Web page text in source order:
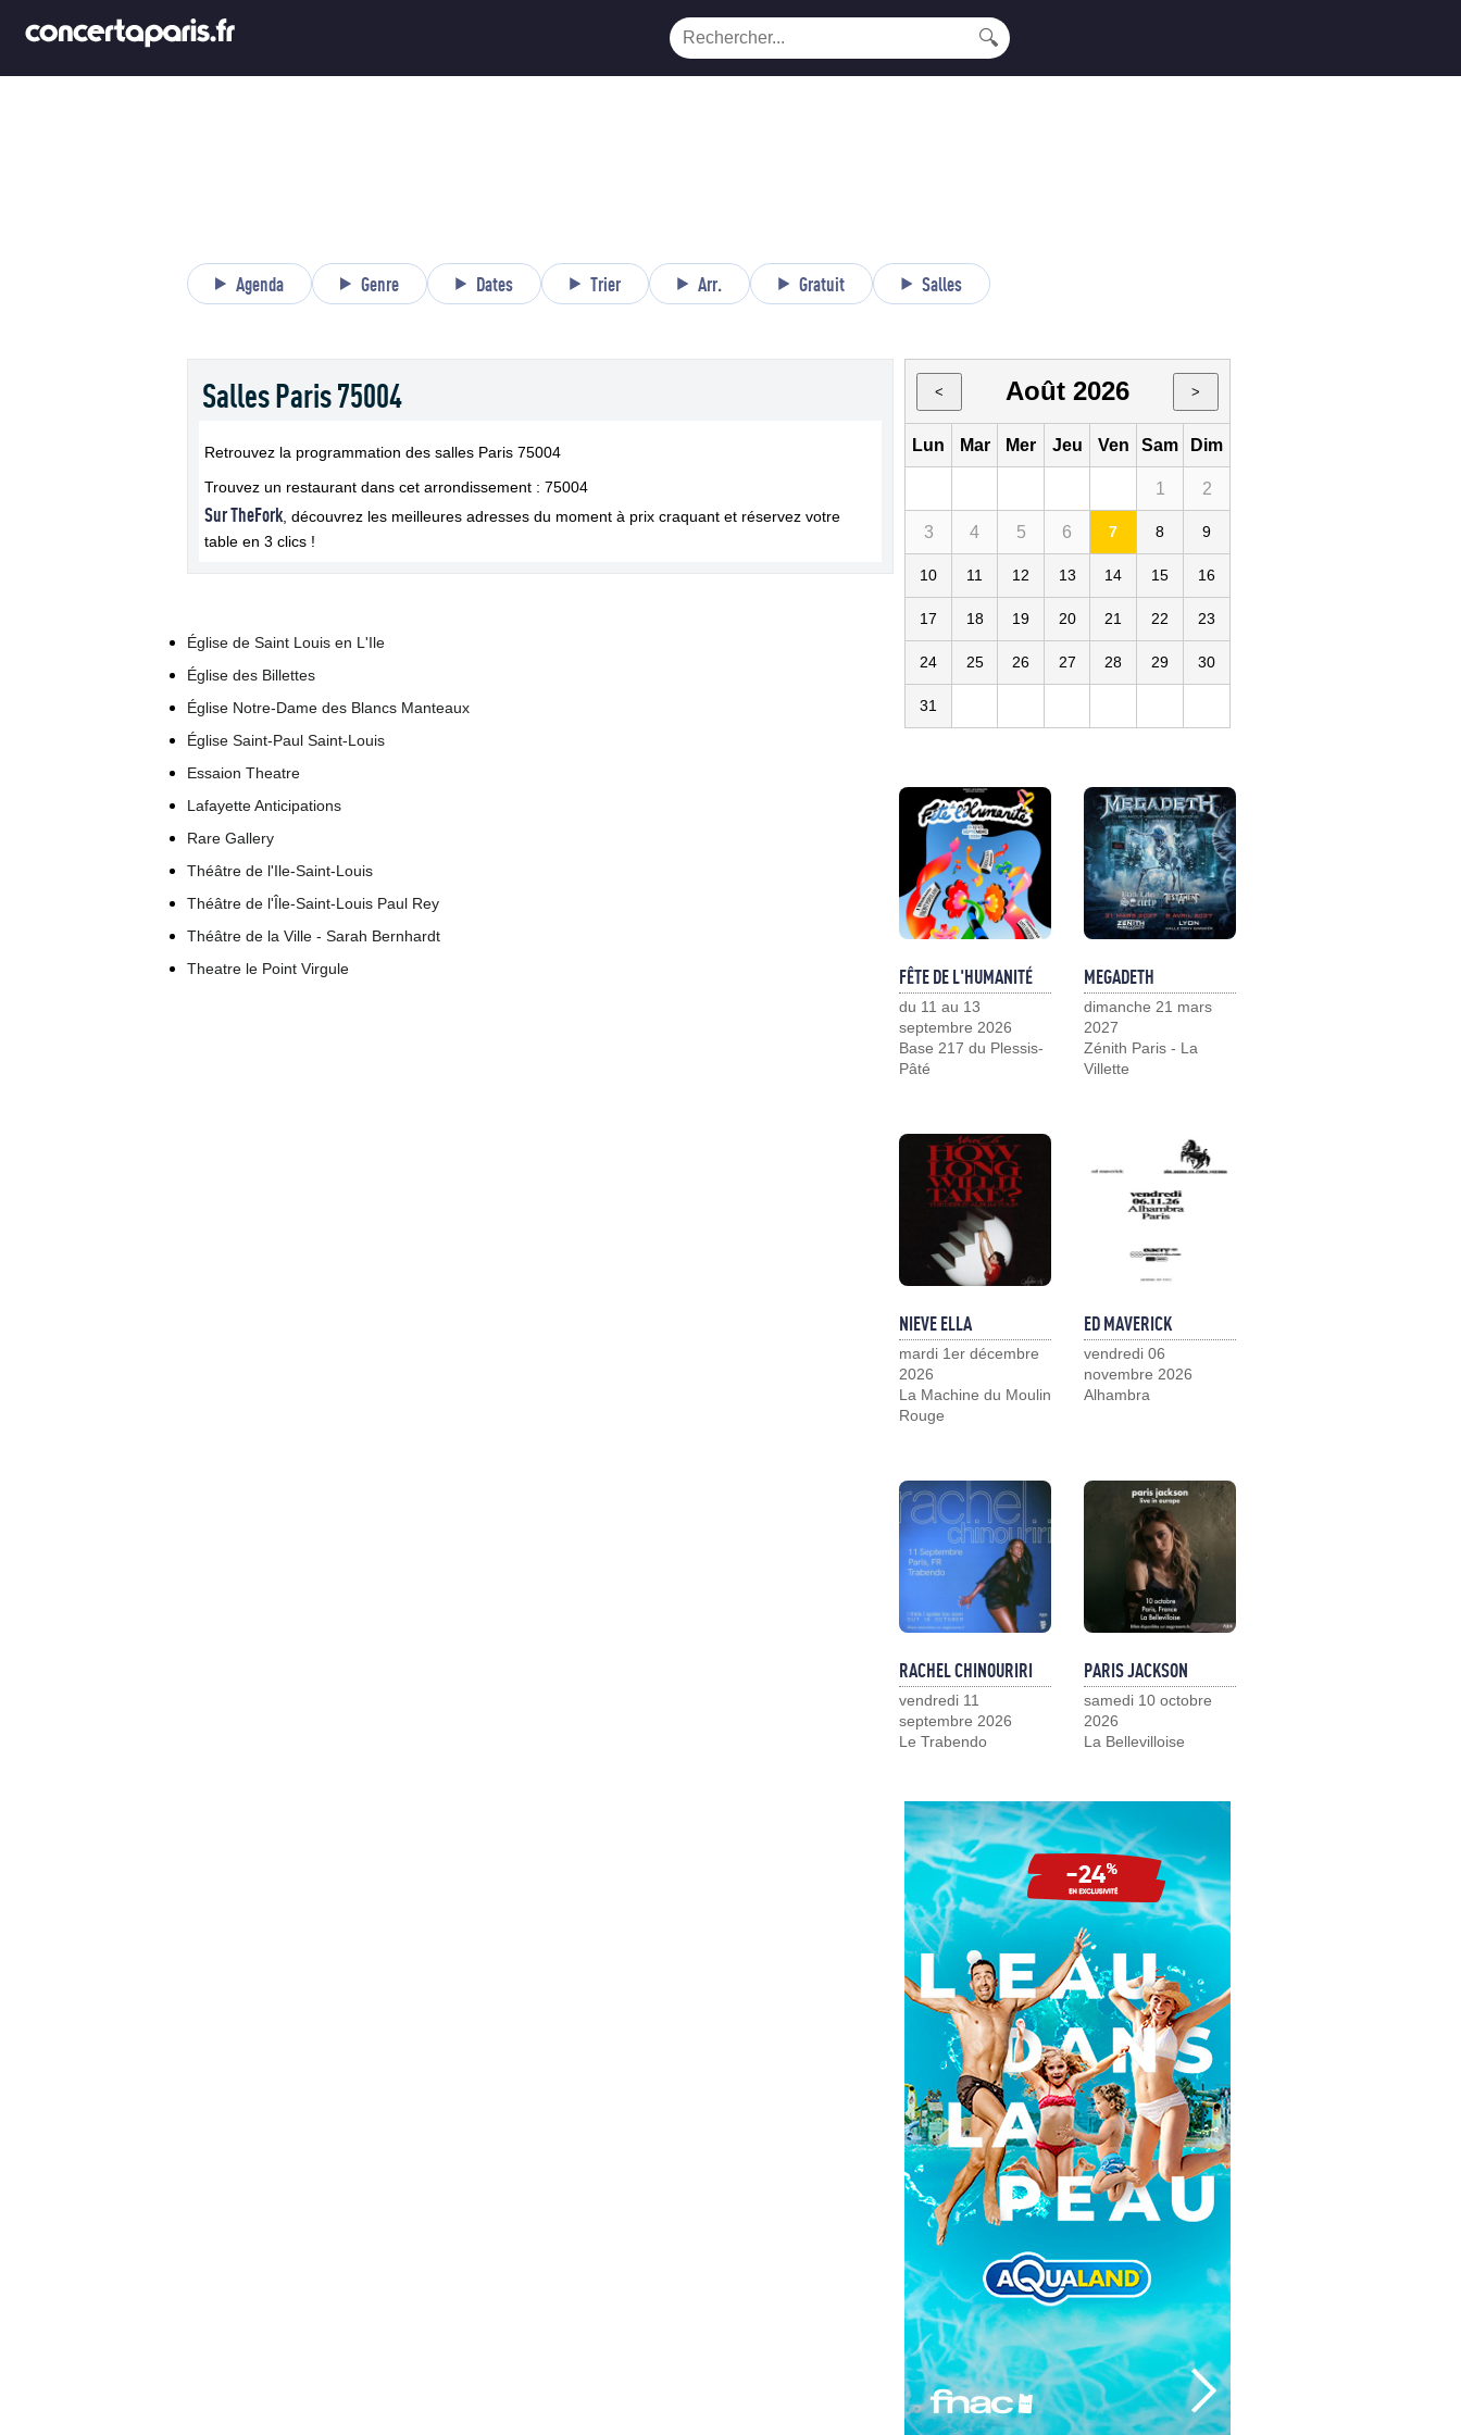
🔍
Agenda Genre Dates Trier Arr. Gratuit Salles
Salles Paris 75004
Retrouvez la programmation des salles Paris 75004
Trouvez un restaurant dans cet arrondissement : 75004
Sur TheFork , découvrez les meilleures adresses du moment à prix craquant et réservez votre
table en 3 clics !
Église de Saint Louis en L'Ile
Église des Billettes
Église Notre-Dame des Blancs Manteaux
Église Saint-Paul Saint-Louis
Essaion Theatre
Lafayette Anticipations
Rare Gallery
Théâtre de l'Ile-Saint-Louis
Théâtre de l'Île-Saint-Louis Paul Rey
Théâtre de la Ville - Sarah Bernhardt
Theatre le Point Virgule
< Août 2026 >
Lun Mar Mer Jeu Ven Sam Dim
1 2
3 4 5 6 7 8 9
10 11 12 13 14 15 16
17 18 19 20 21 22 23
24 25 26 27 28 29 30
31
FÊTE DE L'HUMANITÉ
du 11 au 13
septembre 2026
Base 217 du Plessis-
Pâté
MEGADETH
dimanche 21 mars
2027
Zénith Paris - La
Villette
NIEVE ELLA
mardi 1er décembre
2026
La Machine du Moulin
Rouge
ED MAVERICK
vendredi 06
novembre 2026
Alhambra
RACHEL CHINOURIRI
vendredi 11
septembre 2026
Le Trabendo
PARIS JACKSON
samedi 10 octobre
2026
La Bellevilloise